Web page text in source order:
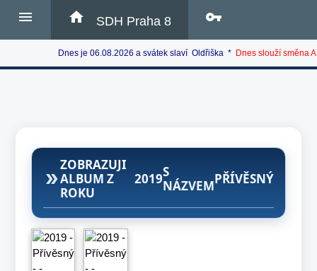
menu home SDH Praha 8 vpn_key
Dnes je 06.08.2026 a svátek slaví Oldřiška * Dnes slouží směna A
double_arrow
ZOBRAZUJI
ALBUM Z
ROKU
2019S
NÁZVEMPŘÍVĚSNÝ